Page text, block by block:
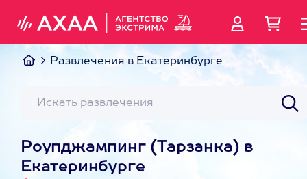
Развлечения в Екатеринбурге
Роупджампинг (Тарзанка) в
Екатеринбурге